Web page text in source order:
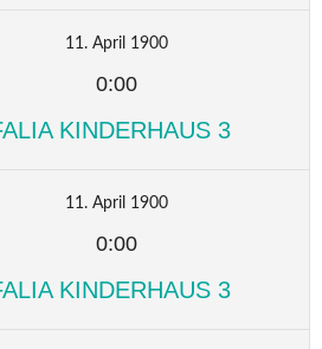
11. April 1900
0:00
KINDERHAUS 3
11. April 1900
0:00
KINDERHAUS 3